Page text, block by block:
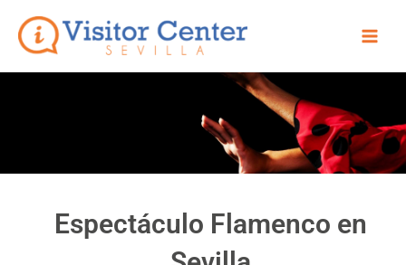
contenido
Espectáculo Flamenco en